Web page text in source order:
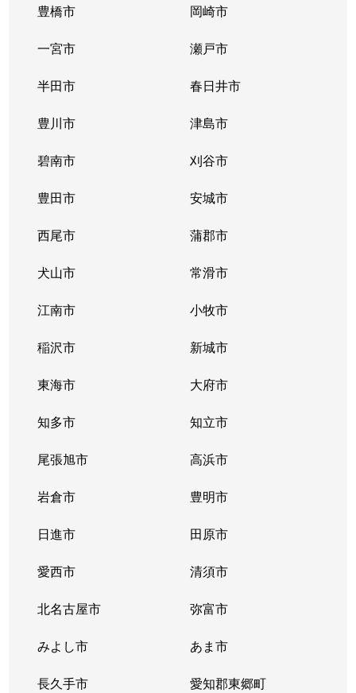
豊橋市 岡崎市
一宮市 瀬戸市
半田市 春日井市
豊川市 津島市
碧南市 刈谷市
豊田市 安城市
西尾市 蒲郡市
犬山市 常滑市
江南市 小牧市
稲沢市 新城市
東海市 大府市
知多市 知立市
尾張旭市 高浜市
岩倉市 豊明市
日進市 田原市
愛西市 清須市
北名古屋市 弥富市
みよし市 あま市
長久手市 愛知郡東郷町